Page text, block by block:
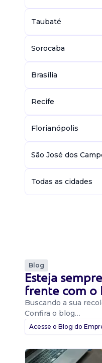
Taubaté
Sorocaba
Brasília
Recife
Florianópolis
São José dos
Todas as cidades
Blog
Esteja
frente com o
Buscando a sua
Confira o blog…
Acesse o Blog do